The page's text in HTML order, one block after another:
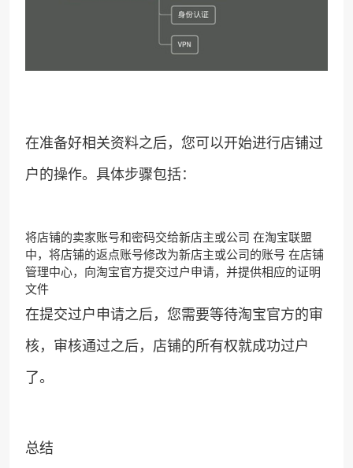
在准备好相关资料之后，您可以开始进行店铺过
户的操作。具体步骤包括：
将店铺的卖家账号和密码交给新店主或公司 在淘宝联盟
中，将店铺的返点账号修改为新店主或公司的账号 在店铺
管理中心，向淘宝官方提交过户申请，并提供相应的证明
文件
在提交过户申请之后，您需要等待淘宝官方的审
核，审核通过之后，店铺的所有权就成功过户
了。
总结